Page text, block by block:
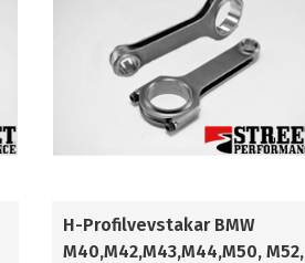
H-Profilvevstakar BMW
M40,M42,M43,M44,M50, M52,